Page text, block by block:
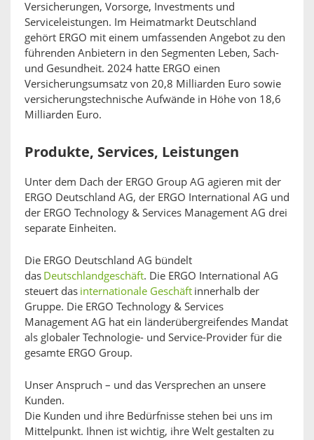
Versicherungen, Vorsorge, Investments und
Serviceleistungen. Im Heimatmarkt Deutschland
gehört ERGO mit einem umfassenden Angebot zu den
führenden Anbietern in den Segmenten Leben, Sach-
und Gesundheit. 2024 hatte ERGO einen
Versicherungsumsatz von 20,8 Milliarden Euro sowie
versicherungstechnische Aufwände in Höhe von 18,6
Milliarden Euro.
Produkte, Services, Leistungen
Unter dem Dach der ERGO Group AG agieren mit der
ERGO Deutschland AG, der ERGO International AG und
der ERGO Technology & Services Management AG drei
separate Einheiten.
Die ERGO Deutschland AG bündelt
das Deutschlandgeschäft. Die ERGO International AG
steuert das internationale Geschäft innerhalb der
Gruppe. Die ERGO Technology & Services
Management AG hat ein länderübergreifendes Mandat
als globaler Technologie- und Service-Provider für die
gesamte ERGO Group.
Unser Anspruch – und das Versprechen an unsere
Kunden.
Die Kunden und ihre Bedürfnisse stehen bei uns im
Mittelpunkt. Ihnen ist wichtig, ihre Welt gestalten zu